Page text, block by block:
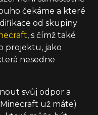
čekáme a které
od skupiny
, s čímž také
projektu, jako
nesedne
svůj odpor a
už máte)